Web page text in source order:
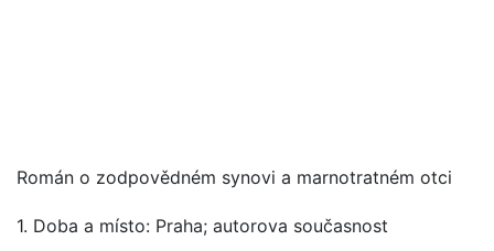
Román o zodpovědném synovi a marnotratném otci
1. Doba a místo: Praha; autorova současnost